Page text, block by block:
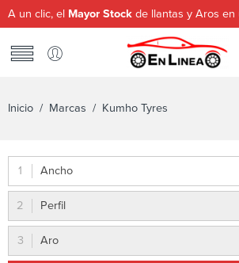
A un clic, el Mayor Stock de llantas y Aros en
Inicio / Marcas / Kumho Tyres
Ancho
Perfil
Aro